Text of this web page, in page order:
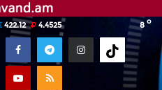
8 o
422.12 4.4525